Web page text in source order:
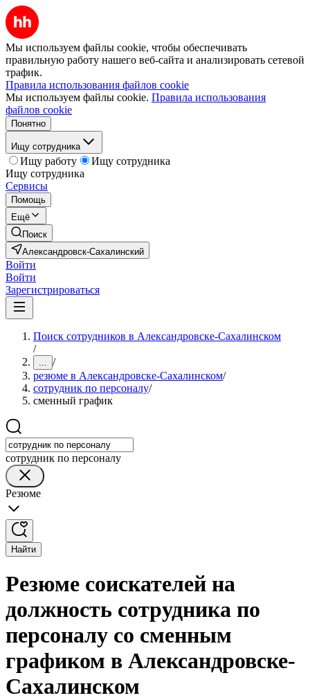
Мы используем файлы cookie, чтобы обеспечивать
правильную работу нашего веб-сайта и анализировать сетевой
трафик.
Правила использования файлов cookie
Мы используем файлы cookie. Правила использования
файлов cookie
Понятно
Ищу сотрудника
Ищу работу
Ищу сотрудника
Ищу сотрудника
Сервисы
Помощь
Ещё
Поиск
Александровск-Сахалинский
Войти
Войти
Зарегистрироваться
Поиск сотрудников в Александровске-Сахалинском
/
... /
резюме в Александровске-Сахалинском/
сотрудник по персоналу/
сменный график
сотрудник по персоналу
Резюме
Найти
Резюме соискателей на
должность сотрудника по
персоналу со сменным
графиком в Александровске-
Сахалинском